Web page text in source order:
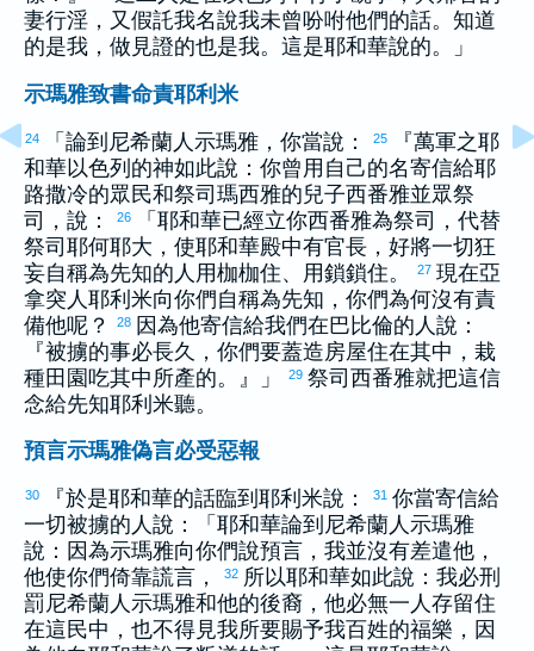
妻行淫，又假託我名說我未曾吩咐他們的話。知道
的是我，做見證的也是我。這是耶和華說的。」
示瑪雅致書命責耶利米
24 「論到 尼希蘭 人 示瑪雅 ，你當說： 25
『萬軍之耶
和華以色列 的神如此說：你曾用自己的名寄信給耶
路撒冷的眾民和祭司 瑪西雅的兒子西番雅並眾祭
司，說：
26 「耶和華已經立你西番雅為祭司，代替
祭司 耶何耶大 ，使耶和華殿中有官長，好將一切狂
妄自稱為先知的人用枷枷住、用鎖鎖住。
27 現在亞
拿突 人 耶利米向你們自稱為先知，你們為何沒有責
備他呢？
28 因為他寄信給我們在巴比倫的人說：
『被擄的事必長久，你們要蓋造房屋住在其中，栽
種田園吃其中所產的。』」
29 祭司 西番雅就把這信
念給先知耶利米聽。
預言示瑪雅偽言必受惡報
30 『於是耶和華的話臨到 耶利米說： 31 你當寄信給
一切被擄的人說：「耶和華論到 尼希蘭 人 示瑪雅
說：因為示瑪雅向你們說預言，我並沒有差遣他，
他使你們倚靠謊言，
32 所以耶和華如此說：我必刑
罰 尼希蘭 人 示瑪雅和他的後裔，他必無一人存留住
在這民中，也不得見我所要賜予我百姓的福樂，因